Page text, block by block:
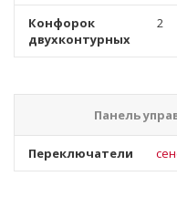
Конфорок
двухконтурных
2
Панель
Переключатели